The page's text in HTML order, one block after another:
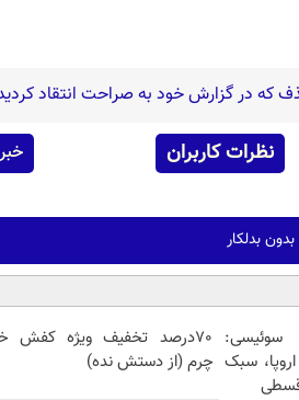
که در گزارش خود به صراحت انتقاد
نظرات کاربران
بدلکار
سوئیسی:
سبک
70درصد تخفیف ویژه کفش
چرم (از دستش نده)